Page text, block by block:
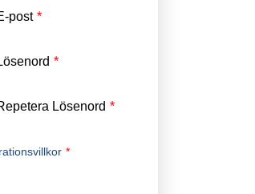
post *
*
Lösenord *
*